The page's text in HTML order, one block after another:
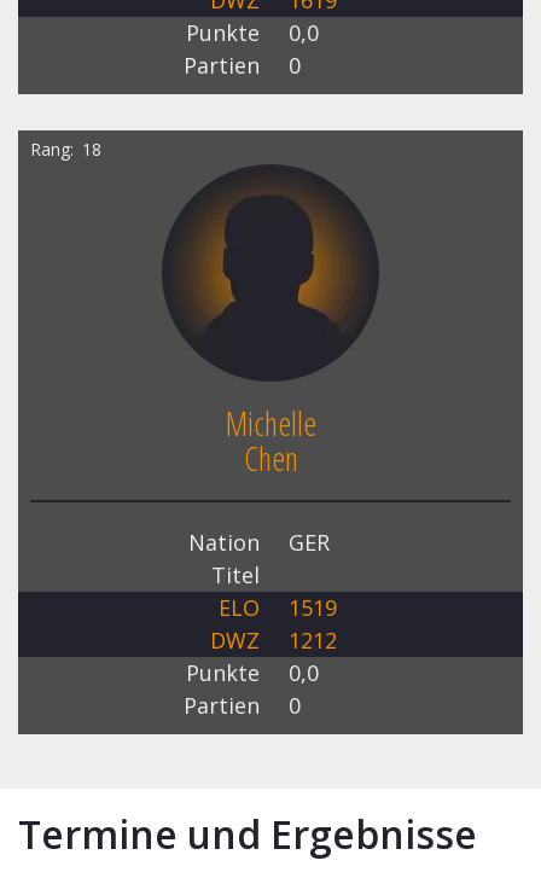
Punkte
0,0
Partien
0
Rang 18
Michelle
Chen
Nation
GER
Titel
ELO
1519
DWZ
1212
Punkte
0,0
Partien
0
Termine und Ergebnisse